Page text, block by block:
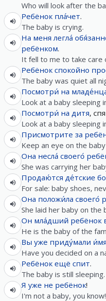
Who will look after the
Ребёнок пла́чет.
The baby is crying.
На меня легла́
ребёнком.
It fell to me to take care
Ребёнок спокойно
The baby was quiet all
Посмотри́ на
Look at a baby sleeping
Посмотри́ на дитя,
Look at a baby sleeping
Присмотрите за
Keep an eye on the
Она несла́ своего́
She was carrying her
Продаю́тся де́тские
For sale: baby shoes,
Она положи́ла своего́
She laid her baby on the
Он мла́дший ребёнок
He is the baby of the
Вы уже приду́мали и́мя
Have you decided on a
Ребёнок ещё спит.
The baby is still sleeping.
Я уже не ребёнок!
I'm not a baby, you know!